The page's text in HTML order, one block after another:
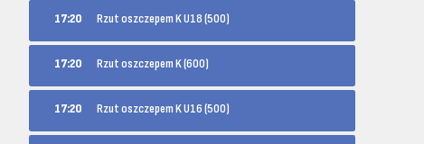
17:20 Rzut oszczepem K U18 (500)
17:20 Rzut oszczepem K (600)
17:20 Rzut oszczepem K U16 (500)